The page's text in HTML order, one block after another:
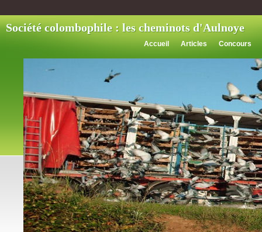
Société colombophile : les cheminots d'Aulnoye
Accueil Articles Concours